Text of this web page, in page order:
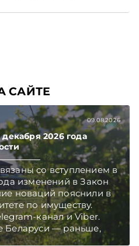
САЙТЕ
09.08.2026
2026 года
со вступлением в
изменений в Закон
новаций пояснили в
по имуществу.
и Viber.
Беларуси — раньше,